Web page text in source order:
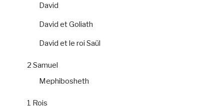
David
David et Goliath
David et le roi Saül
2 Samuel
Mephibosheth
1 Rois